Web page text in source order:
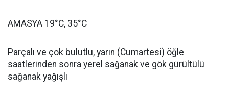
AMASYA 19°C, 35°C
Parçalı ve çok bulutlu, yarın (Cumartesi) öğle
saatlerinden sonra yerel sağanak ve gök gürültülü
sağanak yağışlı